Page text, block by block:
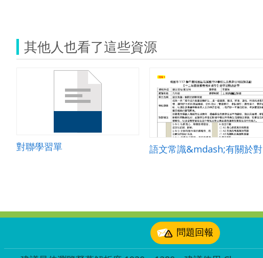
其他人也看了這些資源
對聯學習單
問題回報